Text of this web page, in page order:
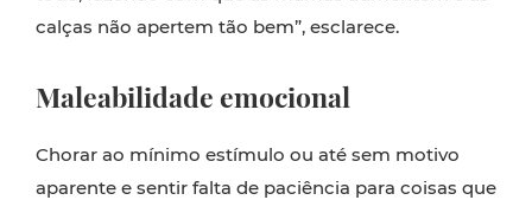
calças não apertem tão bem”, esclarece.
Maleabilidade emocional
Chorar ao mínimo estímulo ou até sem motivo
aparente e sentir falta de paciência para coisas que